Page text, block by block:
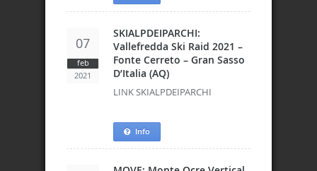
07
feb
2021
SKIALPDEIPARCHI:
Vallefredda Ski Raid 2021 –
Fonte Cerreto – Gran Sasso
D’Italia (AQ)
LINK SKIALPDEIPARCHI
Info